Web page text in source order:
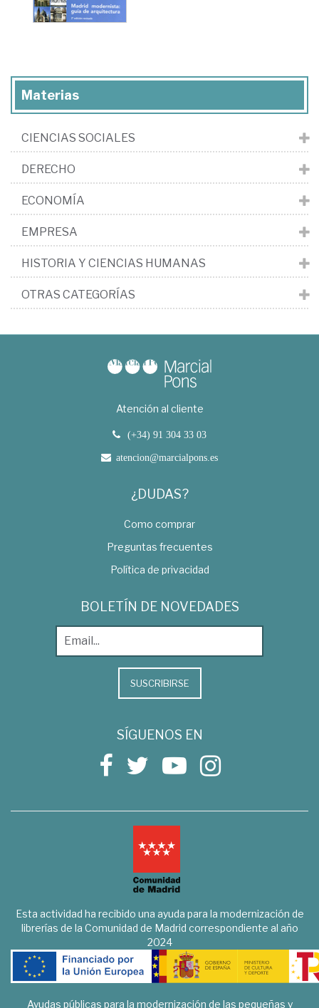
Materias
CIENCIAS SOCIALES
DERECHO
ECONOMÍA
EMPRESA
HISTORIA Y CIENCIAS HUMANAS
OTRAS CATEGORÍAS
Atención al cliente
(+34) 91 304 33 03
atencion@marcialpons.es
¿DUDAS?
Como comprar
Preguntas frecuentes
Política de privacidad
BOLETÍN DE NOVEDADES
SUSCRIBIRSE
SÍGUENOS EN
Esta actividad ha recibido una ayuda para la modernización de
librerías de la Comunidad de Madrid correspondiente al año
2024
Ayudas públicas para la modernización de las pequeñas y